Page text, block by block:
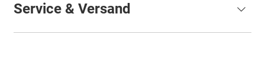
Service & Versand